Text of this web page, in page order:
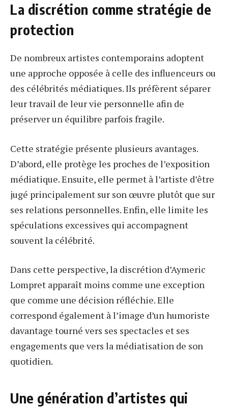
La discrétion comme stratégie de
protection
De nombreux artistes contemporains adoptent
une approche opposée à celle des influenceurs ou
des célébrités médiatiques. Ils préfèrent séparer
leur travail de leur vie personnelle afin de
préserver un équilibre parfois fragile.
Cette stratégie présente plusieurs avantages.
D’abord, elle protège les proches de l’exposition
médiatique. Ensuite, elle permet à l’artiste d’être
jugé principalement sur son œuvre plutôt que sur
ses relations personnelles. Enfin, elle limite les
spéculations excessives qui accompagnent
souvent la célébrité.
Dans cette perspective, la discrétion d’Aymeric
Lompret apparaît moins comme une exception
que comme une décision réfléchie. Elle
correspond également à l’image d’un humoriste
davantage tourné vers ses spectacles et ses
engagements que vers la médiatisation de son
quotidien.
Une génération d’artistes qui